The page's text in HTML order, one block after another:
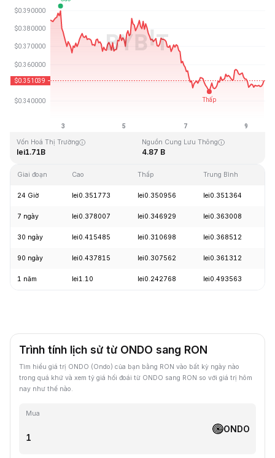
Cập Nhật Lần Cuối: 2026-08-09, 13:40 GMT+0
lei0.082171
Vốn Hoá Thị Trường
lei1.71B
Nguồn Cung Lưu Thông
4.87 B
Giai đoạn Cao Thấp Trung Bình
24 Giờ lei0.351773 lei0.350956 lei0.351364
7 ngày lei0.378007 lei0.346929 lei0.363008
30 ngày lei0.415485 lei0.310698 lei0.368512
90 ngày lei0.437815 lei0.307562 lei0.361312
1 năm lei1.10 lei0.242768 lei0.493563
Trình tính lịch sử từ ONDO sang RON
Tìm hiểu giá trị ONDO (Ondo) của bạn bằng RON vào bất kỳ ngày nào
trong quá khứ và xem tỷ giá hối đoái từ ONDO sang RON so với giá trị hôm
nay như thế nào.
Mua
ONDO